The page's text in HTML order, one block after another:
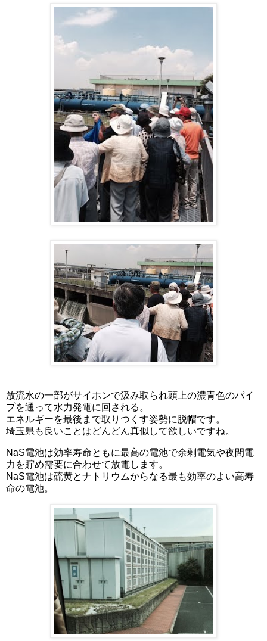
放流水の一部がサイホンで汲み取られ頭上の濃青色のパイ
プを通って水力発電に回される。
エネルギーを最後まで取りつくす姿勢に脱帽です。
埼玉県も良いことはどんどん真似して欲しいですね。
NaS電池は効率寿命ともに最高の電池で余剰電気や夜間電
力を貯め需要に合わせて放電します。
NaS電池は硫黄とナトリウムからなる最も効率のよい高寿
命の電池。